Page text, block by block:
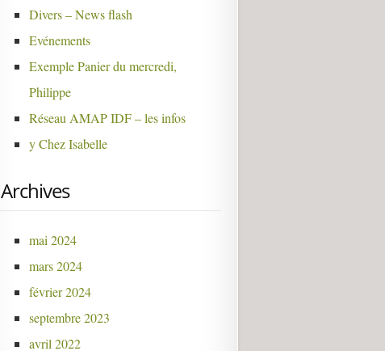
Divers – News flash
Evénements
Exemple Panier du mercredi,
Philippe
Réseau AMAP IDF – les infos
y Chez Isabelle
Archives
mai 2024
mars 2024
février 2024
septembre 2023
avril 2022